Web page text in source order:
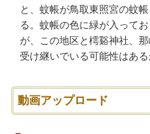
と、蚊帳が鳥取東照宮の蚊
る。蚊帳の色に緑が入って
が、この地区と樗谿神社、
受け継いでいる可能性はある
動画アップロード